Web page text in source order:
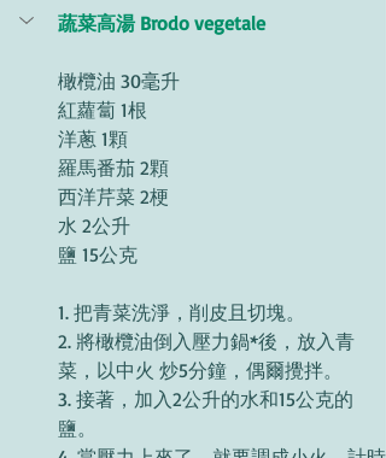
蔬菜高湯 Brodo vegetale
橄欖油 30毫升
紅蘿蔔 1根
洋蔥 1顆
羅馬番茄 2顆
西洋芹菜 2梗
水 2公升
鹽 15公克
1. 把青菜洗淨，削皮且切塊。
2. 將橄欖油倒入壓力鍋*後，放入青
菜，以中火 炒5分鐘，偶爾攪拌。
3. 接著，加入2公升的水和15公克的
鹽。